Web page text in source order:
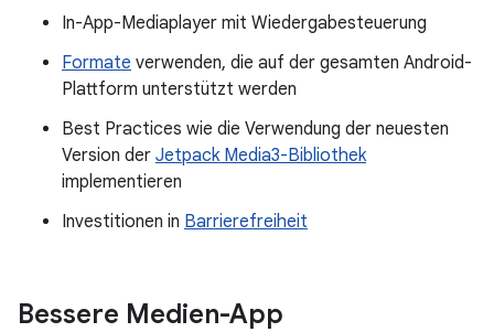
In-App-Mediaplayer mit Wiedergabesteuerung
Formate verwenden, die auf der gesamten Android-
Plattform unterstützt werden
Best Practices wie die Verwendung der neuesten
Version der Jetpack Media3-Bibliothek
implementieren
Investitionen in Barrierefreiheit
Bessere Medien-App